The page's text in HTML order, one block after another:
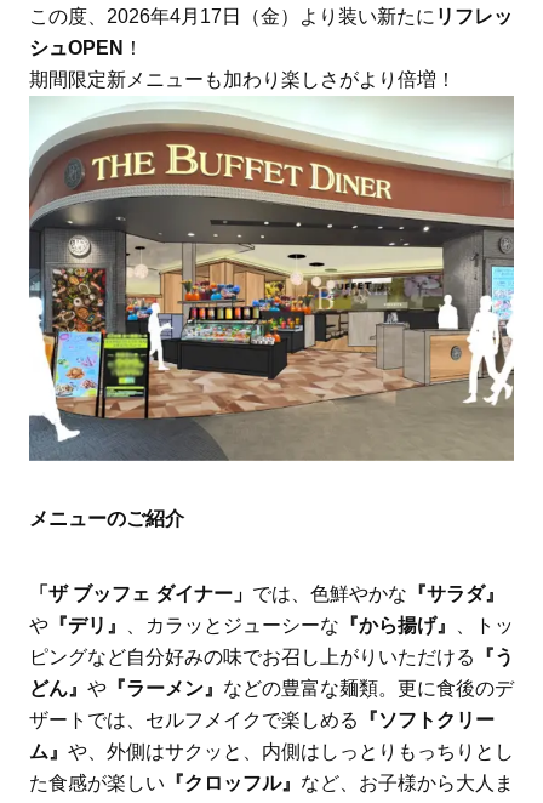
この度、2026年4月17日（金）より装い新たに リフレッ
シュOPEN ！
期間限定新メニューも加わり楽しさがより倍増！
メニューのご紹介
「ザ ブッフェ ダイナー」 では、色鮮やかな 『サラダ』
や『デリ』 、カラッとジューシーな 『から揚げ』
、トッ
ピングなど自分好みの味でお召し上がりいただける
『う
どん』 や『ラーメン』 などの豊富な麺類。更に食後のデ
ザートでは、セルフメイクで楽しめる
『ソフトクリー
ム』 や、外側はサクッと、内側はしっとりもっちりとし
た食感が楽しい 『クロッフル』 など、お子様から大人ま